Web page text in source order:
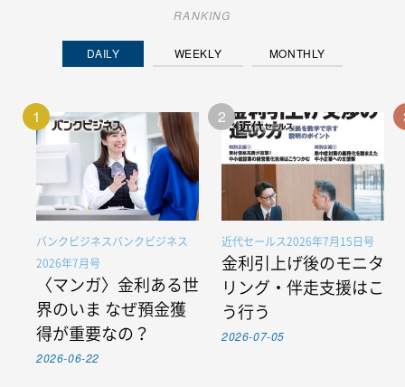
RANKING
DAILY WEEKLY MONTHLY
1
バンクビジネスバンクビジネス
2026年7月号
〈マンガ〉金利ある世
界のいま なぜ預金獲
得が重要なの？
2026-06-22
2
近代セールス2026年7月15日号
金利引上げ後のモニタ
リング・伴走支援はこ
う行う
2026-07-05